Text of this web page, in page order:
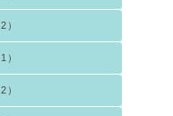
）
）
）